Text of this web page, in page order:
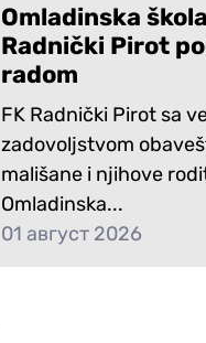
Omladinska
Radnički Pirot
radom
FK Radnički Pirot sa
zadovoljstvom
mališane i njihove
Omladinska...
01 август 2026